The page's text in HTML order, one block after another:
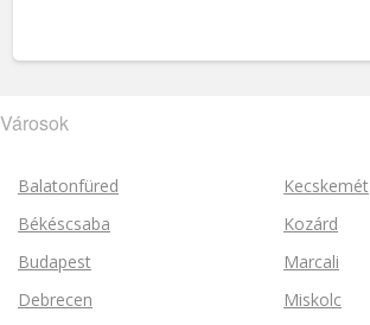
Városok
Balatonfüred
Békéscsaba
Budapest
Debrecen
Kecskemét
Kozárd
Marcali
Miskolc